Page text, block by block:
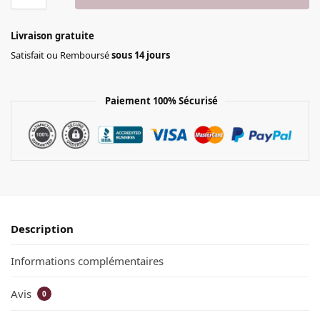
Livraison gratuite
Satisfait ou Remboursésous 14 jours
Paiement 100% Sécurisé
Description
Informations complémentaires
Avis 0